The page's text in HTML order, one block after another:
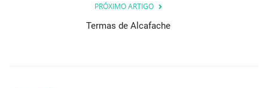
PRÓXIMO ARTIGO
Termas de Alcafache